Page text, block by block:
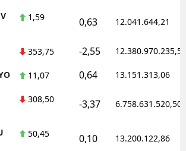
1,59 0,63 12.041.644,21
353,75 -2,55 12.380.970.235,50
11,07 0,64 13.151.313,06
308,50 -3,37 6.758.631.520,50
50,45 0,10 13.200.122,86